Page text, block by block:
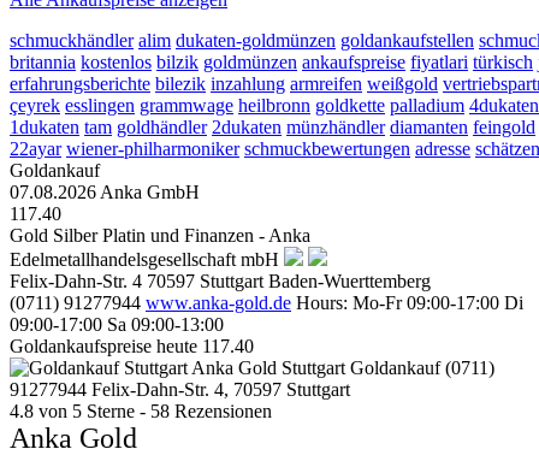
schmuckhändler alim dukaten-goldmünzen goldankaufstellen
britannia kostenlos bilzik goldmünzen ankaufspreise fiyatlari türkisch
erfahrungsberichte bilezik inzahlung armreifen weißgold
çeyrek esslingen grammwage heilbronn goldkette palladium 4dukaten
1dukaten tam goldhändler 2dukaten münzhändler diamanten feingold
22ayar wiener-philharmoniker schmuckbewertungen adresse schätzen
Goldankauf
07.08.2026 Anka GmbH
117.40
Gold Silber Platin und Finanzen - Anka
Edelmetallhandelsgesellschaft mbH
Felix-Dahn-Str. 4 70597 Stuttgart Baden-Wuerttemberg
(0711) 91277944 www.anka-gold.de Hours: Mo-Fr 09:00-17:00 Di
09:00-17:00 Sa 09:00-13:00
Goldankaufspreise heute 117.40
Anka Gold Stuttgart Goldankauf (0711)
91277944 Felix-Dahn-Str. 4, 70597 Stuttgart
4.8 von 5 Sterne - 58 Rezensionen
Anka Gold